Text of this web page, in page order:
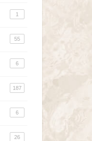
1
55
6
187
6
26